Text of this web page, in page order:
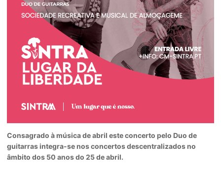
Consagrado à música de abril este concerto pelo Duo de
guitarras integra-se nos concertos descentralizados no
âmbito dos 50 anos do 25 de abril.